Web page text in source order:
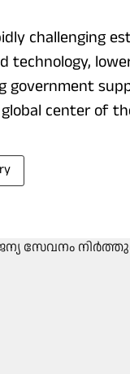
challenging
technology,
government
center of